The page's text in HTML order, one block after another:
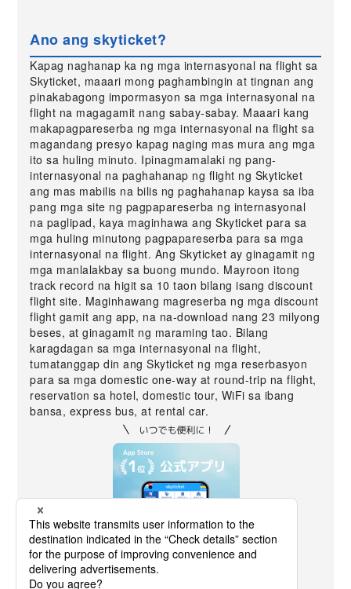
Ano ang skyticket?
Kapag naghanap ka ng mga internasyonal na flight sa
Skyticket, maaari mong paghambingin at tingnan ang
pinakabagong impormasyon sa mga internasyonal na
flight na magagamit nang sabay-sabay. Maaari kang
makapagpareserba ng mga internasyonal na flight sa
magandang presyo kapag naging mas mura ang mga
ito sa huling minuto. Ipinagmamalaki ng pang-
internasyonal na paghahanap ng flight ng Skyticket
ang mas mabilis na bilis ng paghahanap kaysa sa iba
pang mga site ng pagpapareserba ng internasyonal
na paglipad, kaya maginhawa ang Skyticket para sa
mga huling minutong pagpapareserba para sa mga
internasyonal na flight. Ang Skyticket ay ginagamit ng
mga manlalakbay sa buong mundo. Mayroon itong
track record na higit sa 10 taon bilang isang discount
flight site. Maginhawang magreserba ng mga discount
flight gamit ang app, na na-download nang 23 milyong
beses, at ginagamit ng maraming tao. Bilang
karagdagan sa mga internasyonal na flight,
tumatanggap din ang Skyticket ng mga reserbasyon
para sa mga domestic one-way at round-trip na flight,
reservation sa hotel, domestic tour, WiFi sa ibang
bansa, express bus, at rental car.